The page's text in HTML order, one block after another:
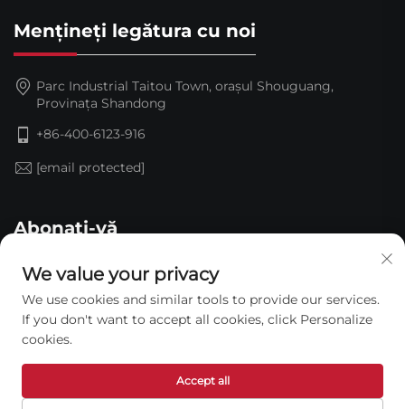
Mențineți legătura cu noi
Parc Industrial Taitou Town, orașul Shouguang,
Provinața Shandong
+86-400-6123-916
[email protected]
Abonați-vă
Drepturi de autor © 2026 Shandong Jinding Waterproof
Technology Co., Ltd. Toate drepturile rezervate. —Politica
We value your privacy
We use cookies and similar tools to provide our services.
If you don't want to accept all cookies, click Personalize
cookies.
Accept all